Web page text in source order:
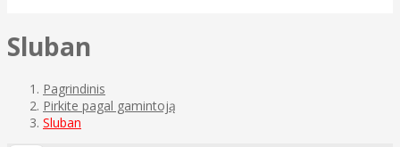
Sluban
Pagrindinis
Pirkite pagal gamintoją
Sluban